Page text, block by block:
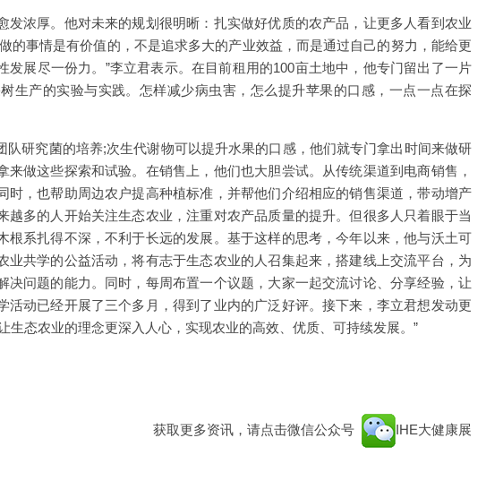
发浓厚。他对未来的规划很明晰：扎实做好优质的农产品，让更多人看到农业
的事情是有价值的，不是追求多大的产业效益，而是通过自己的努力，能给更
发展尽一份力。”李立君表示。在目前租用的100亩土地中，他专门留出了一片
生产的实验与实践。怎样减少病虫害，怎么提升苹果的口感，一点一点在探
研究菌的培养;次生代谢物可以提升水果的口感，他们就专门拿出时间来做研
做这些探索和试验。在销售上，他们也大胆尝试。从传统渠道到电商销售，
时，也帮助周边农户提高种植标准，并帮他们介绍相应的销售渠道，带动增产
多的人开始关注生态农业，注重对农产品质量的提升。但很多人只着眼于当
根系扎得不深，不利于长远的发展。基于这样的思考，今年以来，他与沃土可
业共学的公益活动，将有志于生态农业的人召集起来，搭建线上交流平台，为
决问题的能力。同时，每周布置一个议题，大家一起交流讨论、分享经验，让
活动已经开展了三个多月，得到了业内的广泛好评。接下来，李立君想发动更
生态农业的理念更深入人心，实现农业的高效、优质、可持续发展。”
获取更多资讯，请点击微信公众号 IHE大健康展